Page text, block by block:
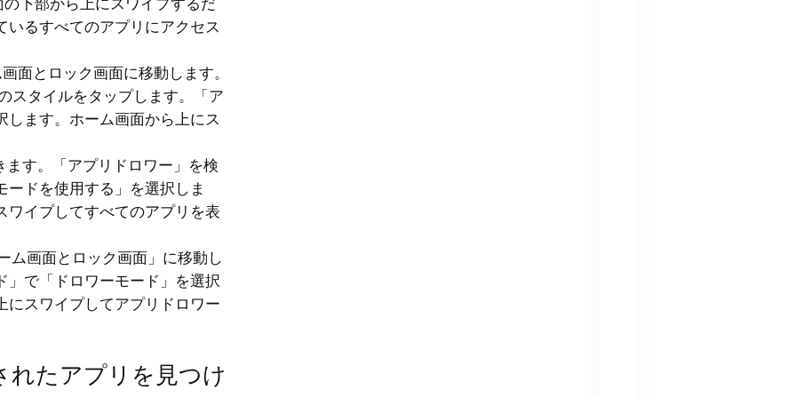
下部から上にスワイプするだ
いるすべてのアプリにアクセス
面とロック画面に移動します。
スタイルをタップします。「ア
します。ホーム画面から上にス
ます。「アプリドロワー」を検
ードを使用する」を選択しま
ワイプしてすべてのアプリを表
ム画面とロック画面」に移動し
」で「ドロワーモード」を選択
にスワイプしてアプリドロワー
れたアプリを見つけ